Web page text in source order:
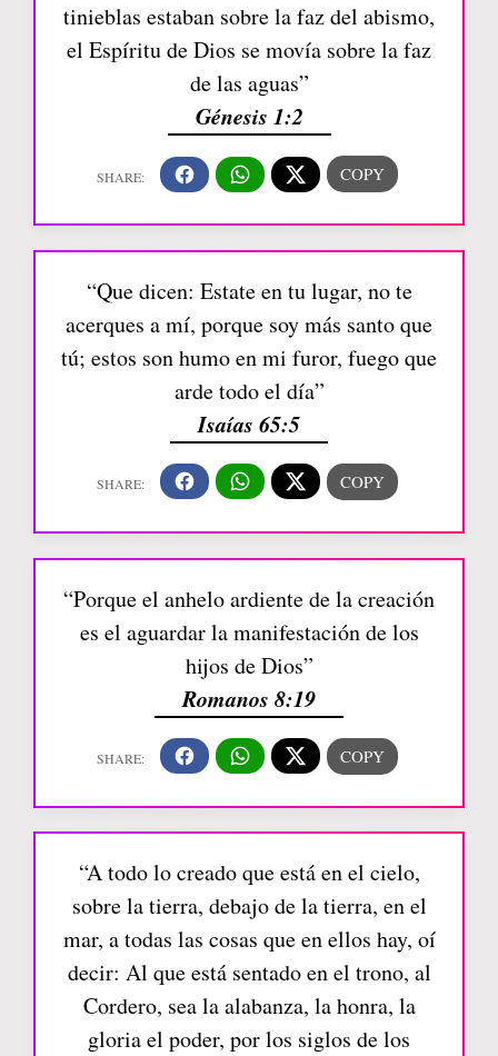
tinieblas estaban sobre la faz del abismo,
el Espíritu de Dios se movía sobre la faz
de las aguas”
Génesis 1:2
“Que dicen: Estate en tu lugar, no te
acerques a mí, porque soy más santo que
tú; estos son humo en mi furor, fuego que
arde todo el día”
Isaías 65:5
“Porque el anhelo ardiente de la creación
es el aguardar la manifestación de los
hijos de Dios”
Romanos 8:19
“A todo lo creado que está en el cielo,
sobre la tierra, debajo de la tierra, en el
mar, a todas las cosas que en ellos hay, oí
decir: Al que está sentado en el trono, al
Cordero, sea la alabanza, la honra, la
gloria el poder, por los siglos de los